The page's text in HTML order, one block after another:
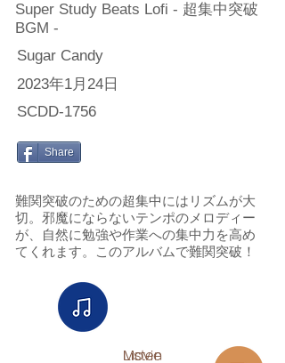
Super Study Beats Lofi - 超集中突破
BGM -
Sugar Candy
2023年1月24日
SCDD-1756
Share
難関突破のための超集中にはリズムが大
切。邪魔にならないテンポのメロディー
が、自然に勉強や作業への集中力を高め
てくれます。このアルバムで難関突破！
Listen​
Movie